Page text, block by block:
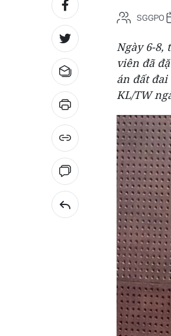
SGGPO
Ngày 6-8,
viên đã
án đất
KL/TW